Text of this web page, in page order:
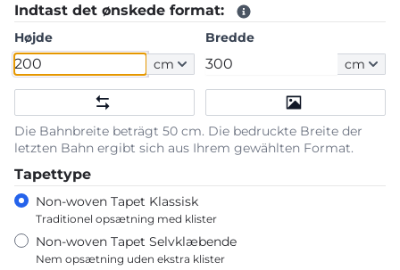
Indtast det ønskede format:
Højde
cm
Bredde
cm
Die Bahnbreite beträgt 50 cm. Die bedruckte Breite der
letzten Bahn ergibt sich aus Ihrem gewählten Format.
Tapettype
Non-woven Tapet Klassisk
Traditionel opsætning med klister
Non-woven Tapet Selvklæbende
Nem opsætning uden ekstra klister